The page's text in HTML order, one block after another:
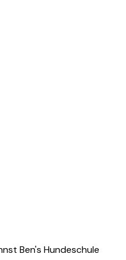
Ben's Hundeschule